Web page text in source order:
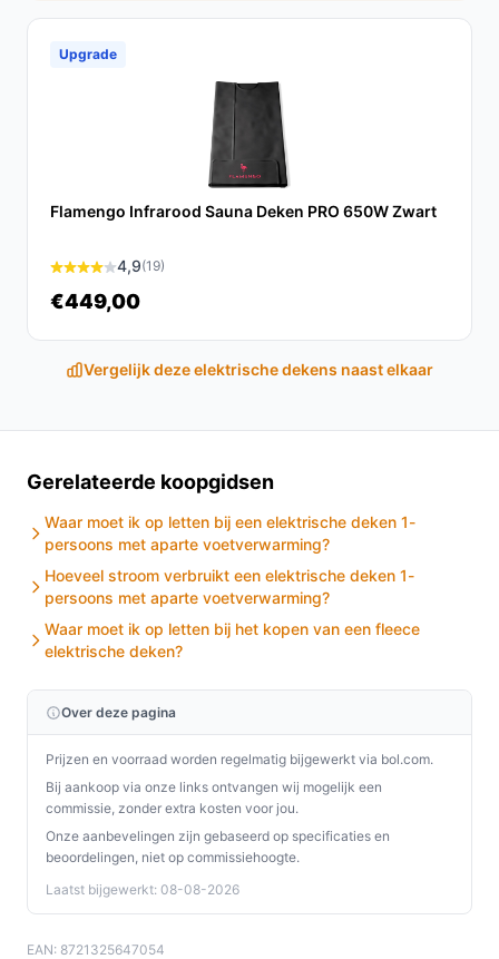
Upgrade
Flamengo Infrarood Sauna Deken PRO 650W Zwart
4,9(19)
€449,00
Vergelijk deze elektrische dekens naast elkaar
Gerelateerde koopgidsen
Waar moet ik op letten bij een elektrische deken 1-
persoons met aparte voetverwarming?
Hoeveel stroom verbruikt een elektrische deken 1-
persoons met aparte voetverwarming?
Waar moet ik op letten bij het kopen van een fleece
elektrische deken?
Over deze pagina
Prijzen en voorraad worden regelmatig bijgewerkt via bol.com.
Bij aankoop via onze links ontvangen wij mogelijk een
commissie, zonder extra kosten voor jou.
Onze aanbevelingen zijn gebaseerd op specificaties en
beoordelingen, niet op commissiehoogte.
Laatst bijgewerkt: 08-08-2026
EAN: 8721325647054